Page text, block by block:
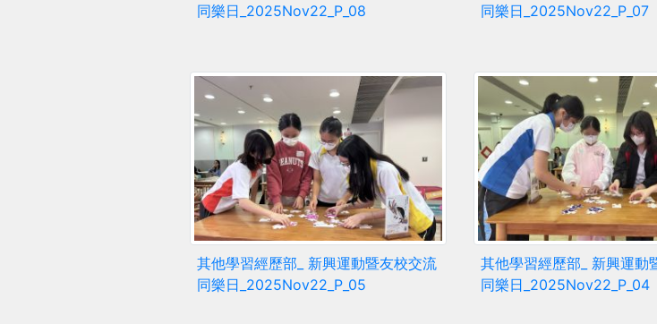
同樂日_2025Nov22_P_08
同樂日_2025Nov22_P_07
其他學習經歷部_ 新興運動暨友校交流
同樂日_2025Nov22_P_05
其他學習經歷部_ 新興運動
同樂日_2025Nov22_P_04